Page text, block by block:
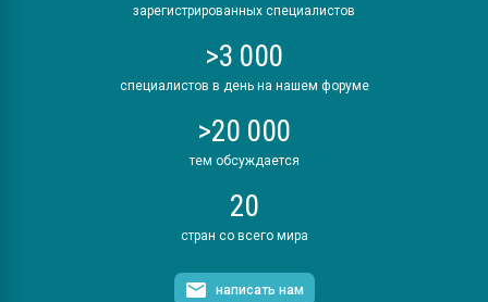
зарегистрированных специалистов
>3 000
специалистов в день на нашем форуме
>20 000
тем обсуждается
20
стран со всего мира
написать нам